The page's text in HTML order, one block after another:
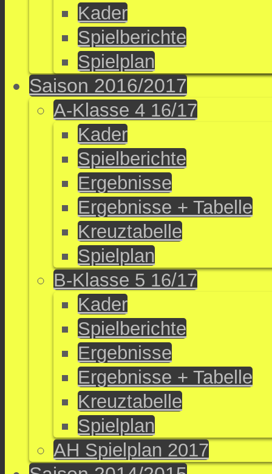
Kader
Spielberichte
Spielplan
Saison 2016/2017
A-Klasse 4 16/17
Kader
Spielberichte
Ergebnisse
Ergebnisse + Tabelle
Kreuztabelle
Spielplan
B-Klasse 5 16/17
Kader
Spielberichte
Ergebnisse
Ergebnisse + Tabelle
Kreuztabelle
Spielplan
AH Spielplan 2017